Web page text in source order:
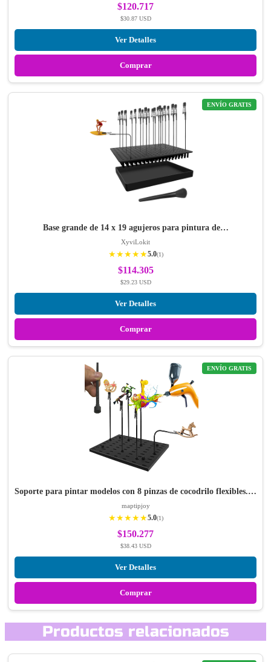
$120.717
$30.87 USD
Ver Detalles
Comprar
ENVÍO GRATIS
Base grande de 14 x 19 agujeros para pintura de…
XyviLokit
★★★★★5.0(1)
$114.305
$29.23 USD
Ver Detalles
Comprar
ENVÍO GRATIS
Soporte para pintar modelos con 8 pinzas de cocodrilo flexibles.…
maptipjoy
★★★★★5.0(1)
$150.277
$38.43 USD
Ver Detalles
Comprar
Productos relacionados